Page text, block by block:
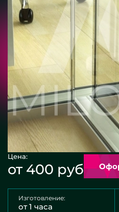
Цена:
от 400 руб
Изготовление:
от 1 часа